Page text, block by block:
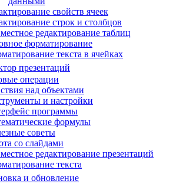
свойств ячеек
строк и столбцов
редактирование таблиц
форматирование
текста в ячейках
презентаций
операции
над объектами
и настройки
программы
формулы
советы
со слайдами
редактирование презентаций
текста
и обновление